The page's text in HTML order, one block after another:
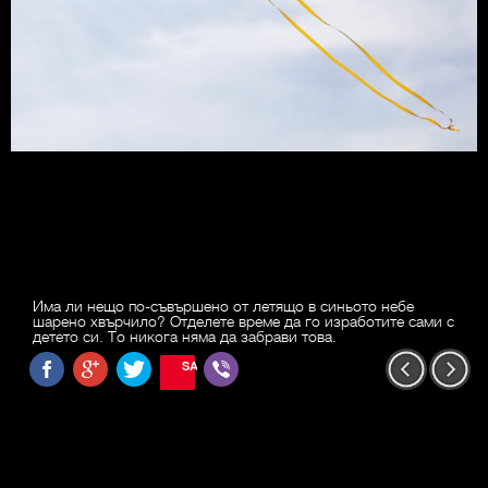
Има ли нещо по-съвършено от летящо в синьото небе
шарено хвърчило? Отделете време да го изработите сами с
детето си. То никога няма да забрави това.
SAVE